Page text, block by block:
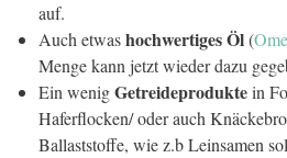
auf.
Auch etwashochwertiges Öl(
Menge kann jetzt wieder dazu
Ein wenigGetreideproduktein
Haferflocken/ oder auch
Ballaststoffe, wie z.b Leinsamen